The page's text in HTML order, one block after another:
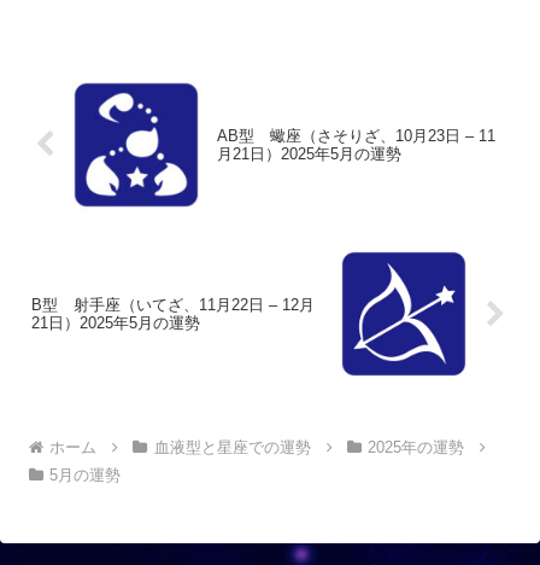
AB型 蠍座（さそりざ、10月23日 – 11
月21日）2025年5月の運勢
B型 射手座（いてざ、11月22日 – 12月
21日）2025年5月の運勢
ホーム 血液型と星座での運勢
2025年の運勢
5月の運勢